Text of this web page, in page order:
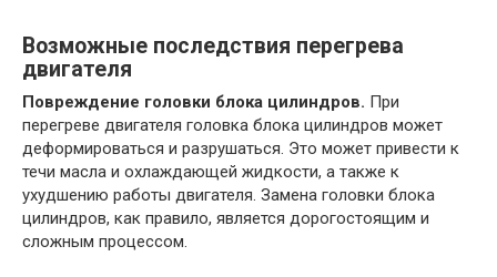
Возможные последствия перегрева
двигателя
Повреждение головки блока цилиндров. При
перегреве двигателя головка блока цилиндров может
деформироваться и разрушаться. Это может привести к
течи масла и охлаждающей жидкости, а также к
ухудшению работы двигателя. Замена головки блока
цилиндров, как правило, является дорогостоящим и
сложным процессом.